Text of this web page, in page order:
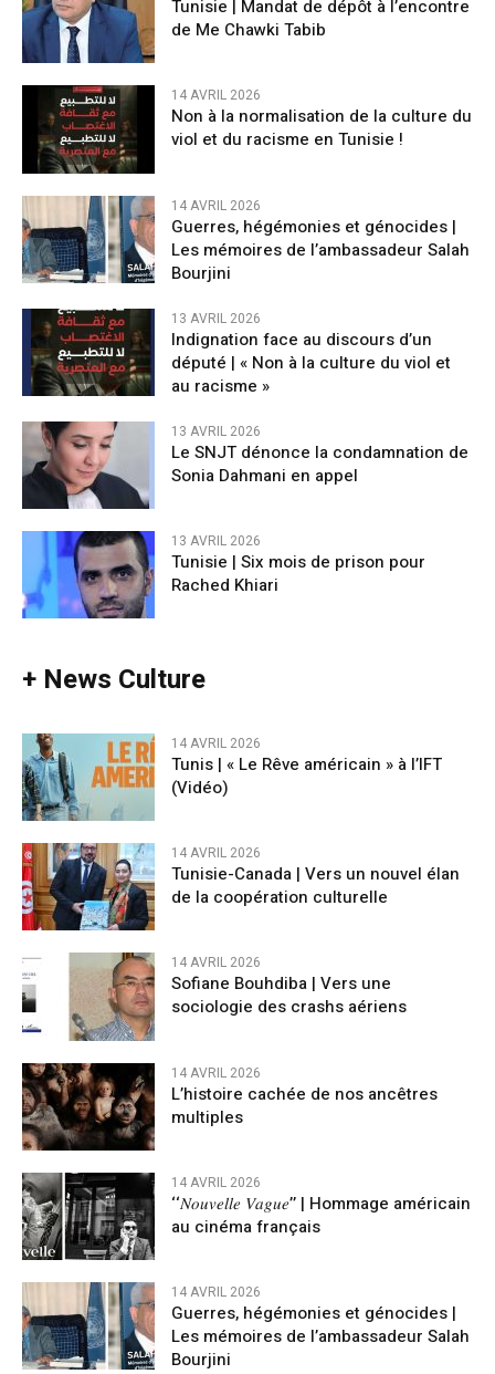
Tunisie | Mandat de dépôt à l’encontre
de Me Chawki Tabib
14 AVRIL 2026
Non à la normalisation de la culture du
viol et du racisme en Tunisie !
14 AVRIL 2026
Guerres, hégémonies et génocides |
Les mémoires de l’ambassadeur Salah
Bourjini
13 AVRIL 2026
Indignation face au discours d’un
député | « Non à la culture du viol et
au racisme »
13 AVRIL 2026
Le SNJT dénonce la condamnation de
Sonia Dahmani en appel
13 AVRIL 2026
Tunisie | Six mois de prison pour
Rached Khiari
+ News Culture
14 AVRIL 2026
Tunis | « Le Rêve américain » à l’IFT
(Vidéo)
14 AVRIL 2026
Tunisie-Canada | Vers un nouvel élan
de la coopération culturelle
14 AVRIL 2026
Sofiane Bouhdiba | Vers une
sociologie des crashs aériens
14 AVRIL 2026
L’histoire cachée de nos ancêtres
multiples
14 AVRIL 2026
‘‘𝑁𝑜𝑢𝑣𝑒𝑙𝑙𝑒 𝑉𝑎𝑔𝑢𝑒’’ | Hommage américain
au cinéma français
14 AVRIL 2026
Guerres, hégémonies et génocides |
Les mémoires de l’ambassadeur Salah
Bourjini